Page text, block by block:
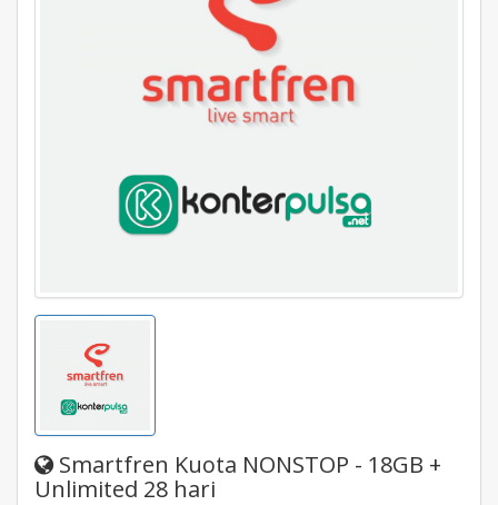
Smartfren Kuota NONSTOP - 18GB +
Unlimited 28 hari